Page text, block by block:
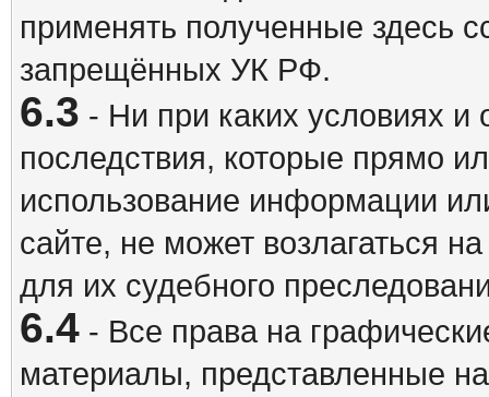
применять полученные здесь
запрещённых УК РФ.
6.3 - Ни при каких условиях и
последствия, которые прямо
использование информации
сайте, не может возлагаться
для их судебного
6.4- Все права на
материалы, представленные